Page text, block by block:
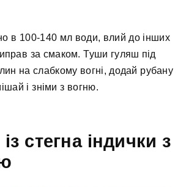
в 100-140 мл води, влий до інших
за смаком. Туши гуляш під
на слабкому вогні, додай рубану
і зніми з вогню.
стегна індички з